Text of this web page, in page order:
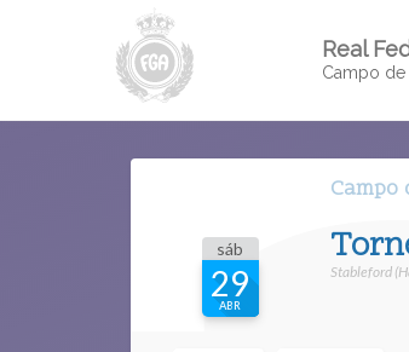
Real
Campo
Campo
sáb
29
ABR
Stableford